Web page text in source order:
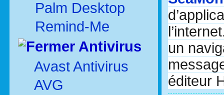
Palm Desktop
Remind-Me
Antivirus
Avast Antivirus
AVG
un
éditeur